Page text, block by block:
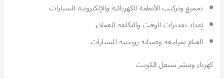
تجميع وتركيب الأنظمة الكهربائية والإلكترونية للسيارات
إعداد تقديرات الوقت والتكلفة للعملاء
القيام بمراجعة وصيانة روتينية للسيارات
كهرباء وبنشر متنقل الكويت